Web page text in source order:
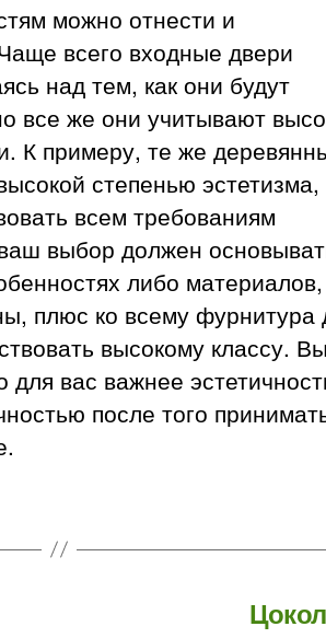
можно отнести и
всего входные двери
над тем, как они будут
все же они учитывают
К примеру, те же
степенью эстетизма,
всем требованиям
выбор должен
либо
плюс ко всему фурнитура
высокому классу. Вы
вас важнее
после того